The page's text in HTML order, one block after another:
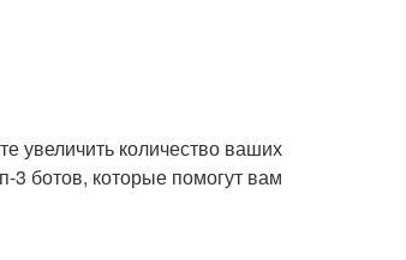
увеличить количество ваших
3 ботов, которые помогут вам